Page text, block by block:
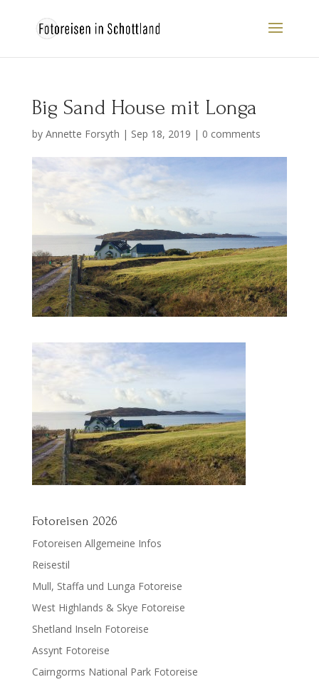
Big Sand House mit Longa
by Annette Forsyth | Sep 18, 2019 | 0 comments
Fotoreisen 2026
Fotoreisen Allgemeine Infos
Reisestil
Mull, Staffa und Lunga Fotoreise
West Highlands & Skye Fotoreise
Shetland Inseln Fotoreise
Assynt Fotoreise
Cairngorms National Park Fotoreise